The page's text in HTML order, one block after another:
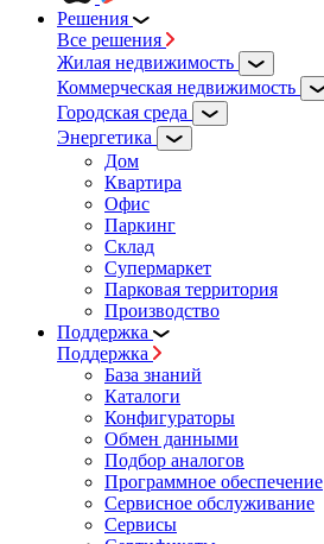
Решения
Все решения
Жилая недвижимость
Коммерческая недвижимость
Городская среда
Энергетика
Дом
Квартира
Офис
Паркинг
Склад
Супермаркет
Парковая территория
Производство
Поддержка
Поддержка
База знаний
Каталоги
Конфигураторы
Обмен данными
Подбор аналогов
Программное обеспечение
Сервисное обслуживание
Сервисы